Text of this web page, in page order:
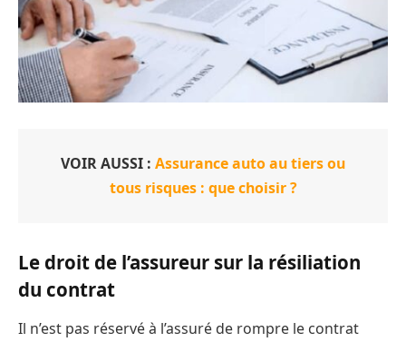
VOIR AUSSI : Assurance auto au tiers ou
tous risques : que choisir ?
Le droit de l’assureur sur la résiliation
du contrat
Il n’est pas réservé à l’assuré de rompre le contrat